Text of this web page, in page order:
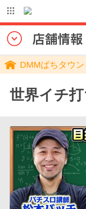
DMMぱちタウン
世界イチ